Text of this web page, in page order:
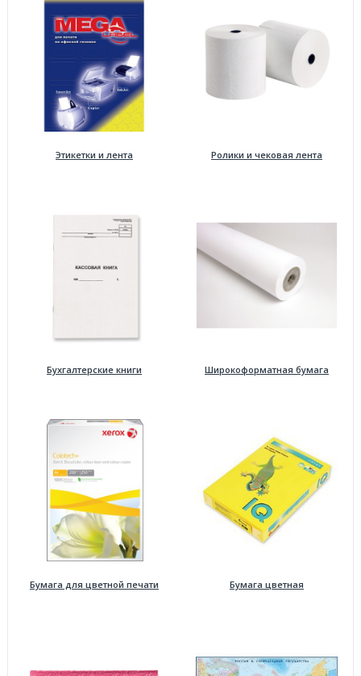
Этикетки и лента Ролики и чековая лента
Бухгалтерские книги Широкоформатная бумага
Бумага для цветной печати Бумага цветная